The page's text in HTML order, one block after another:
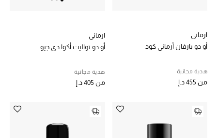
جميع الحقائب النسائية
جميع الإكسسورات النسائية
ارماني
أو دو بارفان أرماني كود
هدية مجانية
من 455 د.إ
ارماني
أو دو تواليت أكوا دي جيو
هدية مجانية
من 405 د.إ